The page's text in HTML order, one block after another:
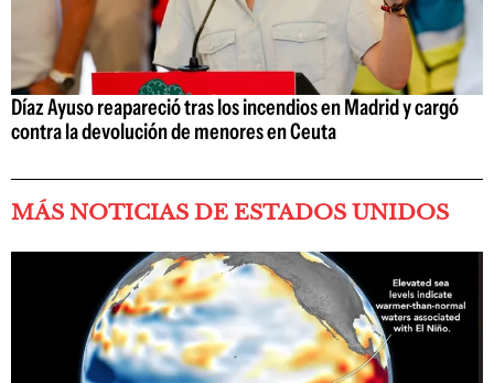
Díaz Ayuso reapareció tras los incendios en Madrid y cargó
contra la devolución de menores en Ceuta
MÁS NOTICIAS DE ESTADOS UNIDOS